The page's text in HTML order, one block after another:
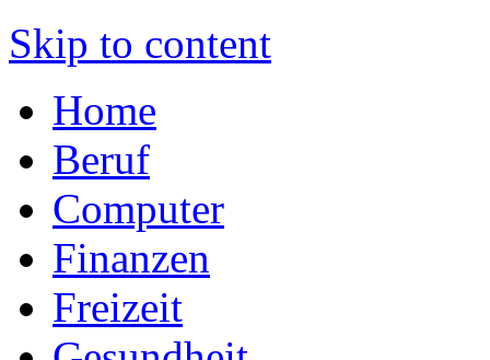
Skip to content
Home
Beruf
Computer
Finanzen
Freizeit